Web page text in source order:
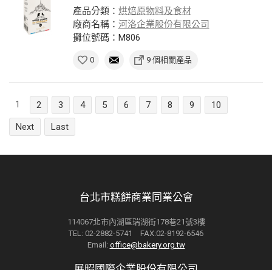
產品分類： 烘焙原物料及食材
廠商名稱： 河洛企業股份有限公司
攤位號碼：M806
0 9 個相關產品
1 2 3 4 5 6 7 8 9
10
Next
Last
台北市糕餅商業同業公會
114067北市內湖區瑞湖街178巷21號3樓
TEL: 02-2882-5741 FAX:02-8192-6546
Email: office@bakery.org.tw